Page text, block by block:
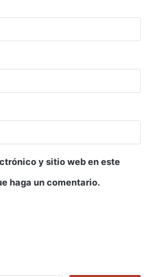
y sitio web en este
haga un comentario.